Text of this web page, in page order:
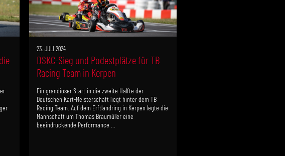
23. JULI 2024
DSKC-Sieg und Podestplätze für TB
Racing Team in Kerpen
Ein grandioser Start in die zweite Hälfte der
Deutschen Kart-Meisterschaft liegt hinter dem TB
Racing Team. Auf dem Erftlandring in Kerpen legte die
Mannschaft um Thomas Braumüller eine
beeindruckende Performance ...